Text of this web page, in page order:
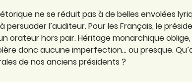
ne se réduit pas à de belles envolées
l’auditeur. Pour les Français, le
orateur hors pair. Héritage monarchique oblige,
donc aucune imperfection… ou presque.
de nos anciens présidents ?